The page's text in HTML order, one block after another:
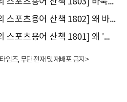
[스포츠박사 기자의 스포츠용어 산책 1802] 왜 바둑에서는 '명인(名人)'이라 말할까
[스포츠박사 기자의 스포츠용어 산책 1801] 왜 '바둑'이라 말할까
임즈, 무단 전재 및 재배포 금지>